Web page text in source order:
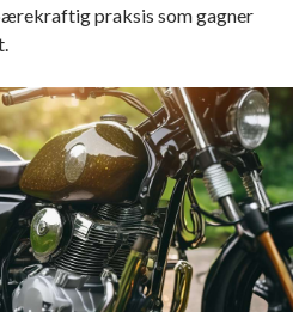
praksis som gagner